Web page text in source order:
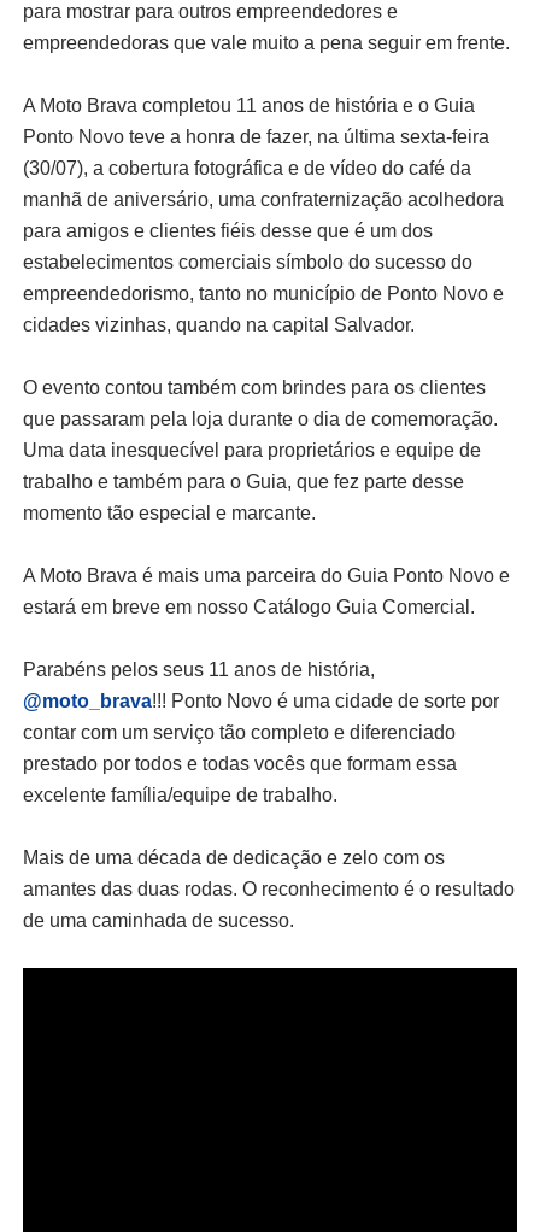
para mostrar para outros empreendedores e
empreendedoras que vale muito a pena seguir em frente.
A Moto Brava completou 11 anos de história e o Guia
Ponto Novo teve a honra de fazer, na última sexta-feira
(30/07), a cobertura fotográfica e de vídeo do café da
manhã de aniversário, uma confraternização acolhedora
para amigos e clientes fiéis desse que é um dos
estabelecimentos comerciais símbolo do sucesso do
empreendedorismo, tanto no município de Ponto Novo e
cidades vizinhas, quando na capital Salvador.
O evento contou também com brindes para os clientes
que passaram pela loja durante o dia de comemoração.
Uma data inesquecível para proprietários e equipe de
trabalho e também para o Guia, que fez parte desse
momento tão especial e marcante.
A Moto Brava é mais uma parceira do Guia Ponto Novo e
estará em breve em nosso Catálogo Guia Comercial.
Parabéns pelos seus 11 anos de história,
@moto_brava!!! Ponto Novo é uma cidade de sorte por
contar com um serviço tão completo e diferenciado
prestado por todos e todas vocês que formam essa
excelente família/equipe de trabalho.
Mais de uma década de dedicação e zelo com os
amantes das duas rodas. O reconhecimento é o resultado
de uma caminhada de sucesso.